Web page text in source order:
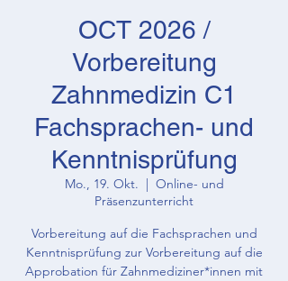
OCT 2026 /
Vorbereitung
Zahnmedizin C1
Fachsprachen- und
Kenntnisprüfung
Mo., 19. Okt.
  |
Online- und
Präsenzunterricht
Vorbereitung auf die Fachsprachen und
Kenntnisprüfung zur Vorbereitung auf die
Approbation für Zahnmediziner*innen mit